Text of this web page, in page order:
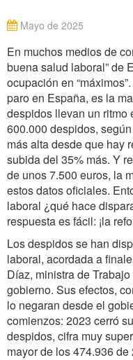
Mayo de 2025
En muchos medios de
buena salud laboral” de
ocupación en
paro en España, es la
despidos llevan un ritmo
600.000 despidos,
más alta desde que hay
subida del 35% más. Y
de unos 7.500 euros, la
estos datos oficiales.
laboral ¿qué hace
respuesta es fácil: ¡la
Los despidos se han
laboral, acordada a
Díaz, ministra de
gobierno. Sus efectos,
lo negaran desde el
comienzos: 2023 cerró
despidos, cifra muy
mayor de los 474.936 de